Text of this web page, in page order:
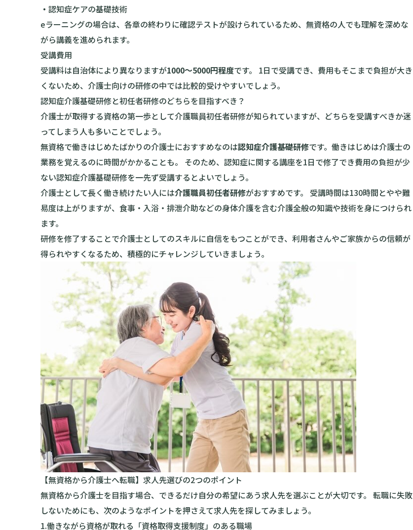
・ 認知症ケアの基礎技術
eラーニングの場合は、各章の終わりに確認テストが設けられているため、無資格の人でも理解を深めな
がら講義を進められます。
受講費用
受講料は自治体により異なりますが1000〜5000円程度です。 1日で受講でき、費用もそこまで負担が大き
くないため、介護士向けの研修の中では比較的受けやすいでしょう。
認知症介護基礎研修と初任者研修のどちらを目指すべき？
介護士が取得する資格の第一歩として介護職員初任者研修が知られていますが、どちらを受講すべきか迷
ってしまう人も多いことでしょう。
無資格で働きはじめたばかりの介護士におすすめなのは認知症介護基礎研修です。働きはじめは介護士の
業務を覚えるのに時間がかかることも。 そのため、認知症に関する講座を1日で修了でき費用の負担が少
ない認知症介護基礎研修を一先ず受講するとよいでしょう。
介護士として長く働き続けたい人には介護職員初任者研修がおすすめです。 受講時間は130時間とやや難
易度は上がりますが、食事・入浴・排泄介助などの身体介護を含む介護全般の知識や技術を身につけられ
ます。
研修を修了することで介護士としてのスキルに自信をもつことができ、利用者さんやご家族からの信頼が
得られやすくなるため、積極的にチャレンジしていきましょう。
【無資格から介護士へ転職】求人先選びの2つのポイント
無資格から介護士を目指す場合、できるだけ自分の希望にあう求人先を選ぶことが大切です。 転職に失敗
しないためにも、次のようなポイントを押さえて求人先を探してみましょう。
1.働きながら資格が取れる「資格取得支援制度」のある職場